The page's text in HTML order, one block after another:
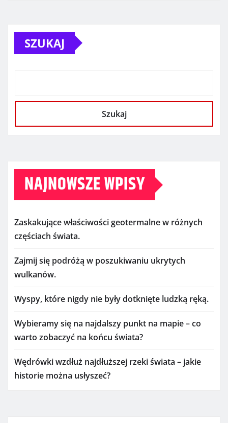
SZUKAJ
Szukaj
NAJNOWSZE WPISY
Zaskakujące właściwości geotermalne w różnych
częściach świata.
Zajmij się podróżą w poszukiwaniu ukrytych
wulkanów.
Wyspy, które nigdy nie były dotknięte ludzką ręką.
Wybieramy się na najdalszy punkt na mapie – co
warto zobaczyć na końcu świata?
Wędrówki wzdłuż najdłuższej rzeki świata – jakie
historie można usłyszeć?